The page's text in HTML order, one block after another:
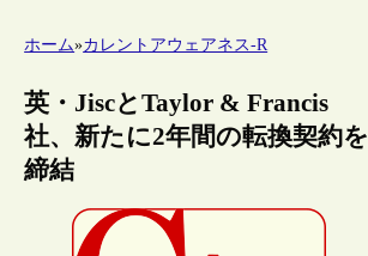
ホーム»カレントアウェアネス-R
英・JiscとTaylor & Francis
社、新たに2年間の転換契約を
締結